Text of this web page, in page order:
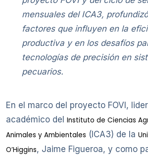
mensuales del ICA3,
factores que influyen en la
productiva y en los desafíos
tecnologías de precisión en
pecuarios.
En el marco del proyecto FOVI,
académico del Instituto de Ciencias
Animales y Ambientales (ICA3) de la
O’Higgins, Jaime Figueroa, y como